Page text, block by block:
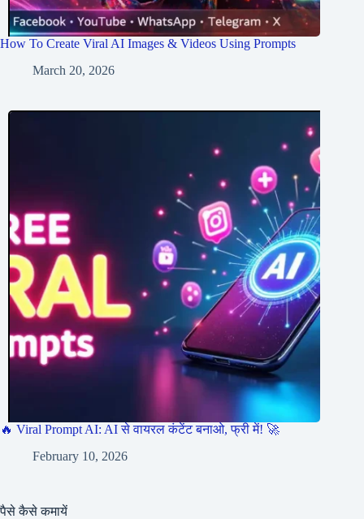
How To Create Viral AI Images & Videos Using Prompts
March 20, 2026
🔥 Viral Prompt AI: AI से वायरल कंटेंट बनाओ, फ्री में! 🚀
February 10, 2026
पैसे कैसे कमायें